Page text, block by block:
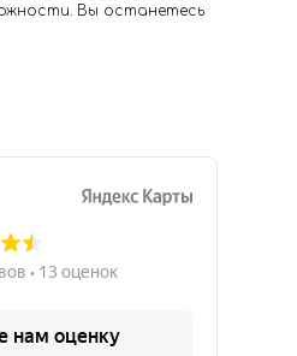
Вы останетесь